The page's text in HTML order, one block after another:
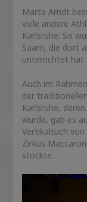
Marta Arndt
viele andere
Karlsruhe. So
Saam, die dort
unterrichtet hat
Auch im
der
Karlsruhe,
wurde, gab es
Vertikaltuch
Zirkus
stockte.